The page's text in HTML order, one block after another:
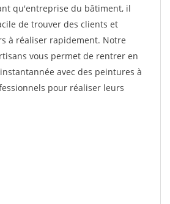
qu'entreprise du bâtiment, il
de trouver des clients et
à réaliser rapidement. Notre
vous permet de rentrer en
avec des peintures à
pour réaliser leurs